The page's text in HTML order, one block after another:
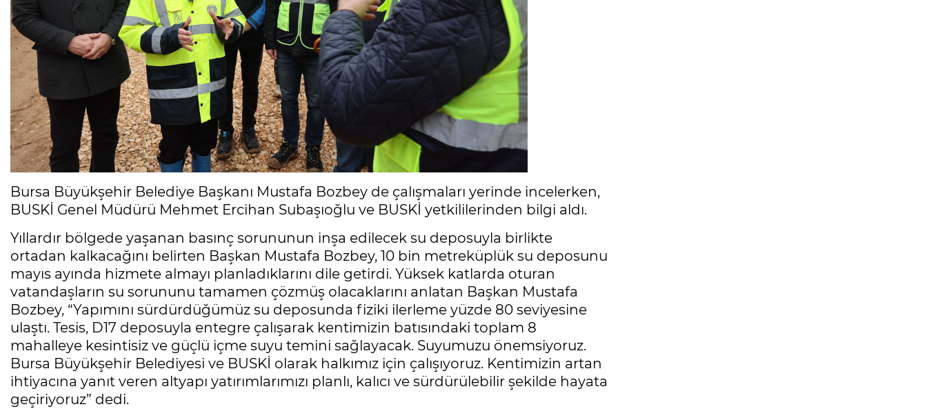
Bursa Büyükşehir Belediye Başkanı Mustafa Bozbey de çalışmaları yerinde incelerken,
BUSKİ Genel Müdürü Mehmet Ercihan Subaşıoğlu ve BUSKİ yetkililerinden bilgi aldı.
Yıllardır bölgede yaşanan basınç sorununun inşa edilecek su deposuyla birlikte
ortadan kalkacağını belirten Başkan Mustafa Bozbey, 10 bin metreküplük su deposunu
mayıs ayında hizmete almayı planladıklarını dile getirdi. Yüksek katlarda oturan
vatandaşların su sorununu tamamen çözmüş olacaklarını anlatan Başkan Mustafa
Bozbey, “Yapımını sürdürdüğümüz su deposunda fiziki ilerleme yüzde 80 seviyesine
ulaştı. Tesis, D17 deposuyla entegre çalışarak kentimizin batısındaki toplam 8
mahalleye kesintisiz ve güçlü içme suyu temini sağlayacak. Suyumuzu önemsiyoruz.
Bursa Büyükşehir Belediyesi ve BUSKİ olarak halkımız için çalışıyoruz. Kentimizin artan
ihtiyacına yanıt veren altyapı yatırımlarımızı planlı, kalıcı ve sürdürülebilir şekilde hayata
geçiriyoruz” dedi.